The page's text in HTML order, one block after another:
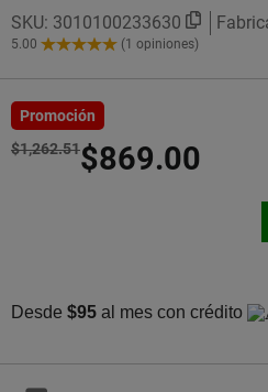
SKU: 3010100233630
5.00
5.00
Estrellas!
(1 opiniones)
Promoción
$1,262.51$869.00
Desde $95 al mes con crédito